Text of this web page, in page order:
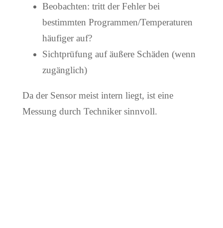
Beobachten: tritt der Fehler bei
bestimmten Programmen/Temperaturen
häufiger auf?
Sichtprüfung auf äußere Schäden (wenn
zugänglich)
Da der Sensor meist intern liegt, ist eine
Messung durch Techniker sinnvoll.